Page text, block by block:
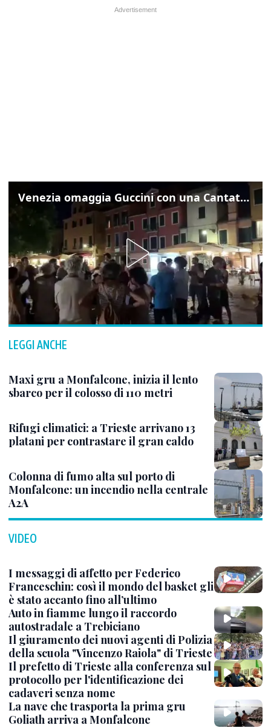
Venezia omaggia Guccini con una Cantata Anarchica in campo Santa Margherita
LEGGI ANCHE
Maxi gru a Monfalcone, inizia il lento
sbarco per il colosso di 110 metri
Rifugi climatici: a Trieste arrivano 13
platani per contrastare il gran caldo
Colonna di fumo alta sul porto di
Monfalcone: un incendio nella centrale
A2A
VIDEO
I messaggi di affetto per Federico
Franceschin: così il mondo del basket gli
è stato accanto fino all’ultimo
Auto in fiamme lungo il raccordo
autostradale a Trebiciano
Il giuramento dei nuovi agenti di Polizia
della scuola "Vincenzo Raiola" di Trieste
Il prefetto di Trieste alla conferenza sul
protocollo per l'identificazione dei
cadaveri senza nome
La nave che trasporta la prima gru
Goliath arriva a Monfalcone